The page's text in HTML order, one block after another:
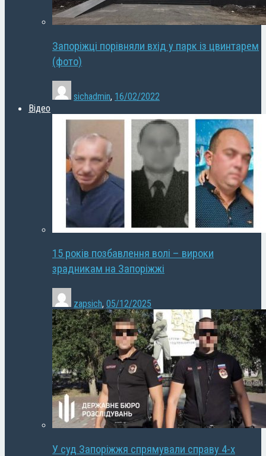
Запоріжці порівняли вхід у парк із цвинтарем
(фото)
sichadmin, 16/02/2022
Відео
15 років позбавлення волі – вироки
зрадникам на Запоріжжі
zapsich, 05/12/2025
У суд Запоріжжя спрямували справу 4-х